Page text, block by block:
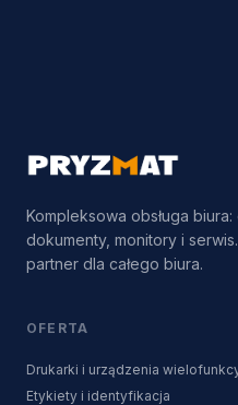
Kompleksowa obsługa biura:
dokumenty, monitory i
partner dla całego biura.
OFERTA
Drukarki i urządzenia
Etykiety i identyfikacja